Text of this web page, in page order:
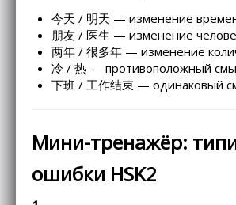
今天 / 明天 — изменение
朋友 / 医生 — изменение
两年 / 很多年 — изменение
冷 / 热 — противоположный
下班 / 工作结束 — одинаковый
Мини-тренажёр:
ошибки HSK2